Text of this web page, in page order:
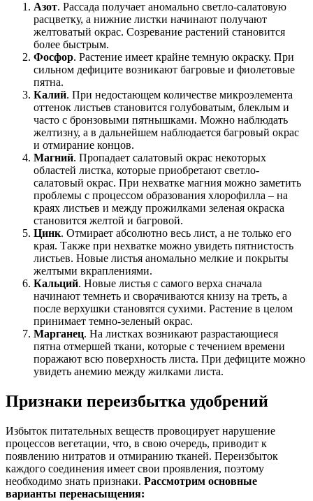
Азот. Рассада получает аномально светло-салатовую
расцветку, а нижние листки начинают получают
желтоватый окрас. Созревание растений становится
более быстрым.
Фосфор. Растение имеет крайне темную окраску. При
сильном дефиците возникают багровые и фиолетовые
пятна.
Калий. При недостающем количестве микроэлемента
оттенок листьев становится голубоватым, блеклым и
часто с бронзовыми пятнышками. Можно наблюдать
желтизну, а в дальнейшем наблюдается багровый окрас
и отмирание концов.
Магний. Пропадает салатовый окрас некоторых
областей листка, которые приобретают светло-
салатовый окрас. При нехватке магния можно заметить
проблемы с процессом образования хлорофилла – на
краях листьев и между прожилками зеленая окраска
становится желтой и багровой.
Цинк. Отмирает абсолютно весь лист, а не только его
края. Также при нехватке можно увидеть пятнистость
листьев. Новые листья аномально мелкие и покрыты
желтыми вкраплениями.
Кальций. Новые листья с самого верха сначала
начинают темнеть и сворачиваются книзу на треть, а
после верхушки становятся сухими. Растение в целом
принимает темно-зеленый окрас.
Марганец. На листках возникают разрастающиеся
пятна отмершей ткани, которые с течением времени
поражают всю поверхность листа. При дефиците можно
увидеть анемию между жилками листа.
Признаки переизбытка удобрений
Избыток питательных веществ провоцирует нарушение
процессов вегетации, что, в свою очередь, приводит к
появлению нитратов и отмиранию тканей. Переизбыток
каждого соединения имеет свои проявления, поэтому
необходимо знать признаки. Рассмотрим основные
варианты перенасыщения: